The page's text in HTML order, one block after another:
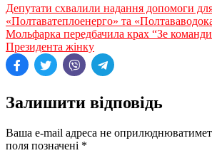
Депутати схвалили надання допомоги
«Полтаватеплоенерго» та
Мольфарка передбачила крах “Зе
Президента жінку
Залишити відповідь
Ваша e-mail адреса не
поля позначені *